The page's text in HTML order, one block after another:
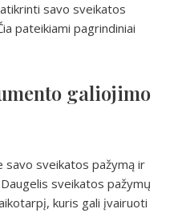
savo sveikatos
pateikiami pagrindiniai
galiojimo
savo sveikatos pažymą ir
sveikatos pažymų
kuris gali įvairuoti